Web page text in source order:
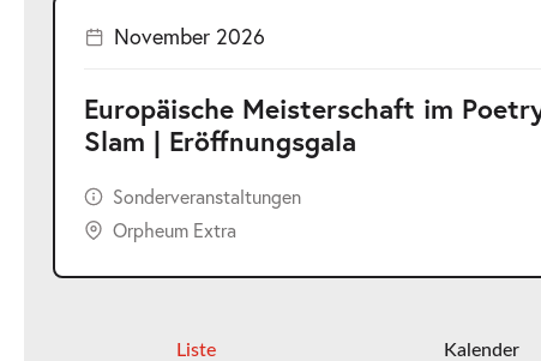
November 2026
Europäische Meisterschaft im
Slam | Eröffnungsgala
Sonderveranstaltungen
Orpheum Extra
Liste Kalender